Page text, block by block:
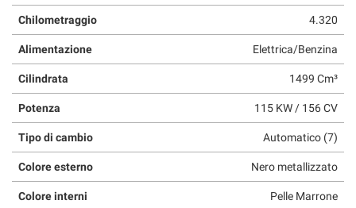
Chilometraggio 4.320
Alimentazione Elettrica/Benzina
Cilindrata 1499 Cm³
Potenza 115 KW / 156 CV
Tipo di cambio Automatico (7)
Colore esterno Nero metallizzato
Colore interni Pelle Marrone